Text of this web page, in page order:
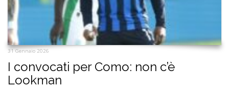
31 Gennaio 2026
I convocati per Como: non c’è
Lookman